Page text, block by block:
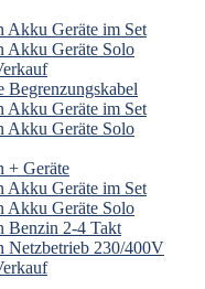
Akku Geräte im Set
Akku Geräte Solo
Begrenzungskabel
Akku Geräte im Set
Akku Geräte Solo
+ Geräte
Akku Geräte im Set
Akku Geräte Solo
Benzin 2-4 Takt
Netzbetrieb 230/400V